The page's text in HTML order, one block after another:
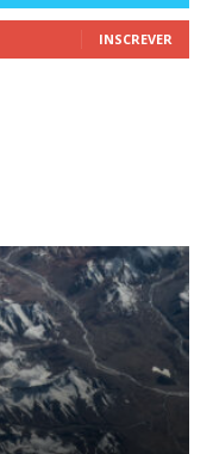
INSCREVER